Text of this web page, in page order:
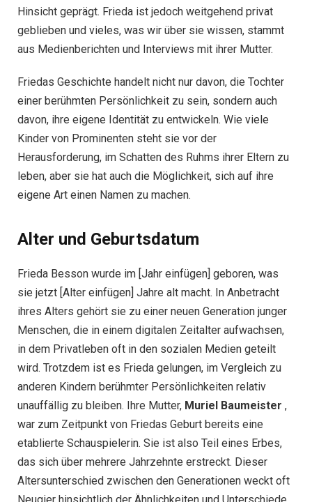
Hinsicht geprägt. Frieda ist jedoch weitgehend privat
geblieben und vieles, was wir über sie wissen, stammt
aus Medienberichten und Interviews mit ihrer Mutter.
Friedas Geschichte handelt nicht nur davon, die Tochter
einer berühmten Persönlichkeit zu sein, sondern auch
davon, ihre eigene Identität zu entwickeln. Wie viele
Kinder von Prominenten steht sie vor der
Herausforderung, im Schatten des Ruhms ihrer Eltern zu
leben, aber sie hat auch die Möglichkeit, sich auf ihre
eigene Art einen Namen zu machen.
Alter und Geburtsdatum
Frieda Besson wurde im [Jahr einfügen] geboren, was
sie jetzt [Alter einfügen] Jahre alt macht. In Anbetracht
ihres Alters gehört sie zu einer neuen Generation junger
Menschen, die in einem digitalen Zeitalter aufwachsen,
in dem Privatleben oft in den sozialen Medien geteilt
wird. Trotzdem ist es Frieda gelungen, im Vergleich zu
anderen Kindern berühmter Persönlichkeiten relativ
unauffällig zu bleiben. Ihre Mutter, Muriel Baumeister ,
war zum Zeitpunkt von Friedas Geburt bereits eine
etablierte Schauspielerin. Sie ist also Teil eines Erbes,
das sich über mehrere Jahrzehnte erstreckt. Dieser
Altersunterschied zwischen den Generationen weckt oft
Neugier hinsichtlich der Ähnlichkeiten und Unterschiede